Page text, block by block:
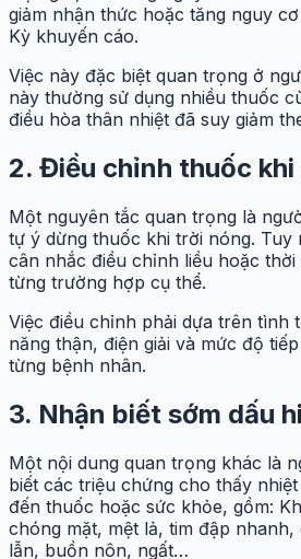
giảm nhận thức hoặc tăng nguy
Kỳ khuyến cáo.
Việc này đặc biệt quan trọng ở
này thường sử dụng nhiều thuốc
điều hòa thân nhiệt đã suy giảm
2. Điều chỉnh thuốc khi
Một nguyên tắc quan trọng là
tự ý dừng thuốc khi trời nóng. Tuy
cân nhắc điều chỉnh liều hoặc
từng trường hợp cụ thể.
Việc điều chỉnh phải dựa trên tình
năng thận, điện giải và mức độ
từng bệnh nhân.
3. Nhận biết sớm dấu
Một nội dung quan trọng khác là
biết các triệu chứng cho thấy
đến thuốc hoặc sức khỏe, gồm:
chóng mặt, mệt lả, tim đập
lẫn, buồn nôn, ngất…